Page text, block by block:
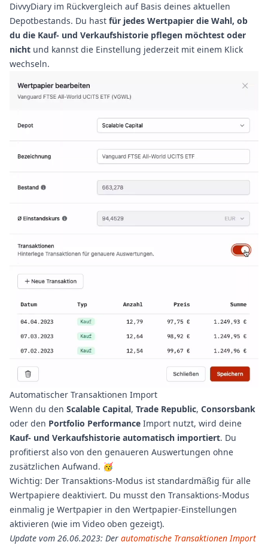
DivvyDiary im Rückvergleich auf Basis deines aktuellen
Depotbestands. Du hast für jedes Wertpapier die Wahl, ob
du die Kauf- und Verkaufshistorie pflegen möchtest oder
nicht und kannst die Einstellung jederzeit mit einem Klick
wechseln.
Automatischer Transaktionen Import
Wenn du den Scalable Capital, Trade Republic, Consorsbank
oder den Portfolio Performance Import nutzt, wird deine
Kauf- und Verkaufshistorie automatisch importiert. Du
profitierst also von den genaueren Auswertungen ohne
zusätzlichen Aufwand. 🥳
Wichtig: Der Transaktions-Modus ist standardmäßig für alle
Wertpapiere deaktiviert. Du musst den Transaktions-Modus
einmalig je Wertpapier in den Wertpapier-Einstellungen
aktivieren (wie im Video oben gezeigt).
Update vom 26.06.2023: Der automatische Transaktionen Import